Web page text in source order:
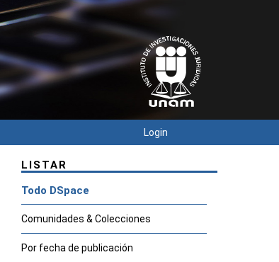
Login
LISTAR
Todo DSpace
Comunidades & Colecciones
Por fecha de publicación